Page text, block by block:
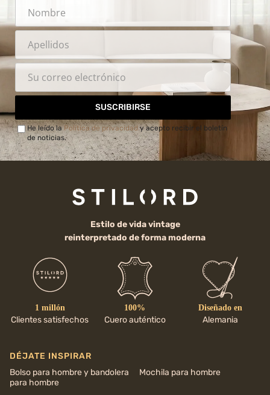
SUSCRIBIRSE
He leído laPolítica de privacidady acepto recibir el boletín
de noticias.
Estilo de vida vintage
reinterpretado de forma moderna
1 millón
Clientes satisfechos
100%
Cuero auténtico
Diseñado en
Alemania
DÉJATE INSPIRAR
Bolso para hombre y bandolera
para hombre
Mochila para hombre